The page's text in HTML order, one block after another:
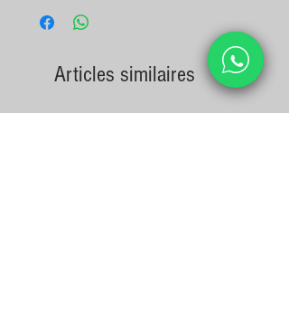
90 88 80 09 ou par email
Articles similaires